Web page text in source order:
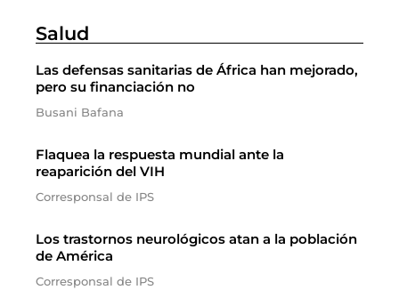
Salud
Las defensas sanitarias de África han mejorado,
pero su financiación no
Busani Bafana
Flaquea la respuesta mundial ante la
reaparición del VIH
Corresponsal de IPS
Los trastornos neurológicos atan a la población
de América
Corresponsal de IPS